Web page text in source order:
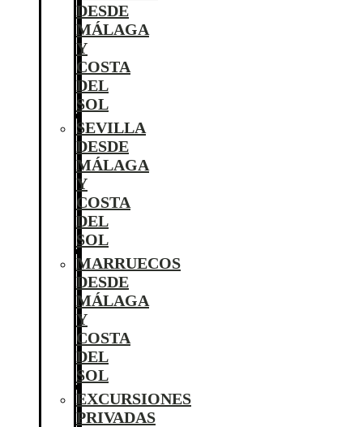
DESDE
MÁLAGA
Y
COSTA
DEL
SOL
SEVILLA
DESDE
MÁLAGA
Y
COSTA
DEL
SOL
MARRUECOS
DESDE
MÁLAGA
Y
COSTA
DEL
SOL
EXCURSIONES
PRIVADAS